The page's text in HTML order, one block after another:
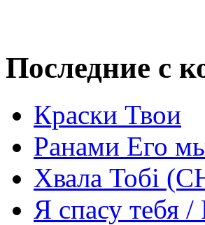
Последние с
Краски Твои
Ранами Его
Хвала Тобі
Я спасу тебя